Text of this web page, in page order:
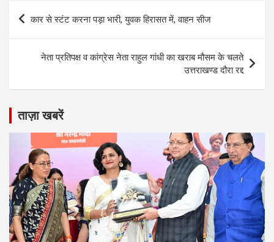
Post
कार से स्टंट करना पड़ा भारी, युवक हिरासत में, वाहन सीज
नेता प्रतिपक्ष व कांग्रेस नेता राहुल गांधी का खराब मौसम के चलते
उत्तराखण्ड दौरा रद्द
ताज़ा खबरें